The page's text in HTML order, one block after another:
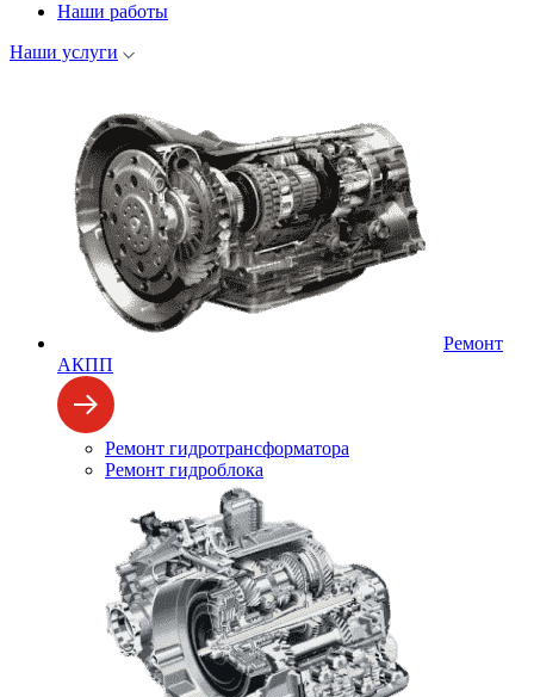
Наши работы
Наши услуги
Ремонт
АКПП
Ремонт гидротрансформатора
Ремонт гидроблока